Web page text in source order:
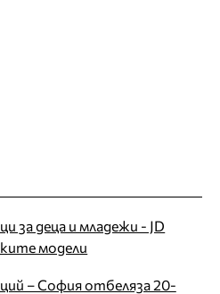
за деца и младежи - JD
модели
– София отбеляза 20-